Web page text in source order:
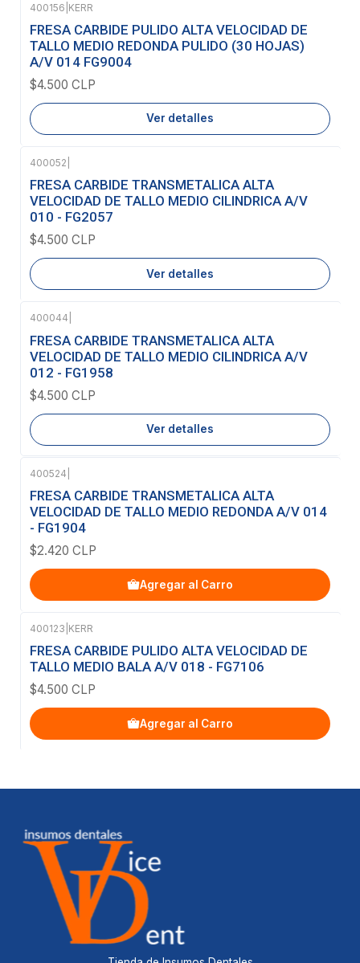
Agotado
400156 KERR
FRESA CARBIDE PULIDO ALTA VELOCIDAD DE
TALLO MEDIO REDONDA PULIDO (30 HOJAS)
A/V 014 FG9004
$4.500 CLP
Ver detalles
Agotado
400052
FRESA CARBIDE TRANSMETALICA ALTA
VELOCIDAD DE TALLO MEDIO CILINDRICA A/V
010 - FG2057
$4.500 CLP
Ver detalles
Agotado
400044
FRESA CARBIDE TRANSMETALICA ALTA
VELOCIDAD DE TALLO MEDIO CILINDRICA A/V
012 - FG1958
$4.500 CLP
Ver detalles
400524
FRESA CARBIDE TRANSMETALICA ALTA
VELOCIDAD DE TALLO MEDIO REDONDA A/V 014
- FG1904
$2.420 CLP
Agregar al Carro
400123 KERR
FRESA CARBIDE PULIDO ALTA VELOCIDAD DE
TALLO MEDIO BALA A/V 018 - FG7106
$4.500 CLP
Agregar al Carro